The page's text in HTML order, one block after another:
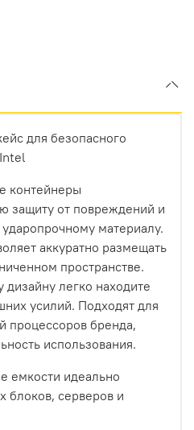
для безопасного
контейнеры
защиту от повреждений и
материалу.
аккуратно размещать
пространстве.
легко находите
усилий. Подходят для
процессоров бренда,
использования.
емкости идеально
блоков, серверов и